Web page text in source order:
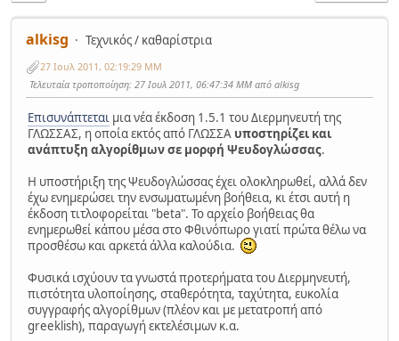
alkisg Τεχνικός / καθαρίστρια
27 Ιουλ 2011, 02:19:29 ΜΜ
Τελευταία τροποποίηση: 27 Ιουλ 2011, 06:47:34 ΜΜ από alkisg
Επισυνάπτεται μια νέα έκδοση 1.5.1 του Διερμηνευτή της
ΓΛΩΣΣΑΣ, η οποία εκτός από ΓΛΩΣΣΑ υποστηρίζει και
ανάπτυξη αλγορίθμων σε μορφή Ψευδογλώσσας.
Η υποστήριξη της Ψευδογλώσσας έχει ολοκληρωθεί, αλλά δεν
έχω ενημερώσει την ενσωματωμένη βοήθεια, κι έτσι αυτή η
έκδοση τιτλοφορείται "beta". Το αρχείο βοήθειας θα
ενημερωθεί κάπου μέσα στο Φθινόπωρο γιατί πρώτα θέλω να
προσθέσω και αρκετά άλλα καλούδια.
Φυσικά ισχύουν τα γνωστά προτερήματα του Διερμηνευτή,
πιστότητα υλοποίησης, σταθερότητα, ταχύτητα, ευκολία
συγγραφής αλγορίθμων (πλέον και με μετατροπή από
greeklish), παραγωγή εκτελέσιμων κ.α.